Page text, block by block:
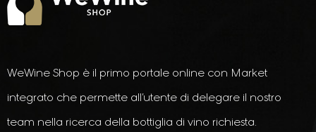
WeWine Shop è il primo portale online con Market
integrato che permette all’utente di delegare il nostro
team nella ricerca della bottiglia di vino richiesta.